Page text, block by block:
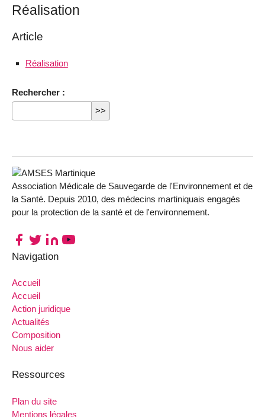
Réalisation
Article
Réalisation
Rechercher :
Association Médicale de Sauvegarde de l'Environnement et de
la Santé. Depuis 2010, des médecins martiniquais engagés
pour la protection de la santé et de l'environnement.
Navigation
Accueil
Accueil
Action juridique
Actualités
Composition
Nous aider
Ressources
Plan du site
Mentions légales